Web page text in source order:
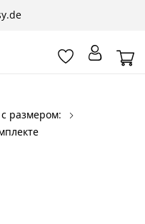
с размером: